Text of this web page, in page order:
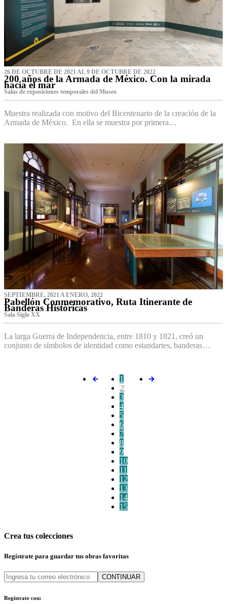
26 DE OCTUBRE DE 2021 AL 9 DE OCTUBRE DE 2022
200 años de la Armada de México. Con la mirada
hacia el mar
Salas de exposiciones temporales del Museo‌
Muestra realizada con motivo del Bicentenario de la creación de la
Armada de México. En ella se muestra por primera…
SEPTIEMBRE, 2021 A ENERO, 2022
Pabellón Conmemorativo, Ruta Itinerante de
Banderas Históricas
Sala Siglo XX
La larga Guerra de Independencia, entre 1810 y 1821, creó un
conjunto de símbolos de identidad como estandartes, banderas…
1
2
3
4
5
6
7
8
9
10
11
12
13
14
15
Crea tus colecciones
Regístrate para guardar tus obras favoritas
CONTINUAR
Regístrate con: